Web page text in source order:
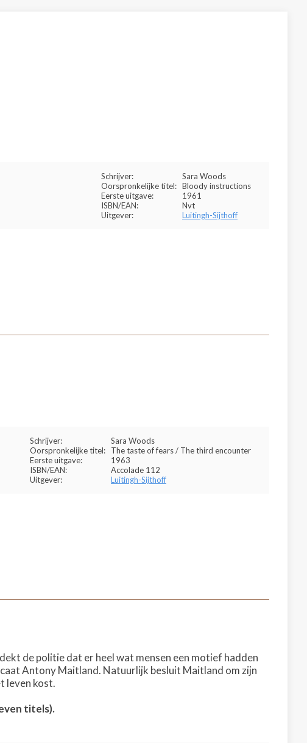
Schrijver:
Sara Woods
Oorspronkelijke titel: Bloody instructions
Eerste uitgave:
1961
ISBN/EAN:
Nvt
Uitgever:
Luitingh-Sijthoff
Schrijver:
Sara Woods
Oorspronkelijke titel:
The taste of fears / The third encounter
Eerste uitgave:
1963
ISBN/EAN:
Accolade 112
Uitgever:
Luitingh-Sijthoff
de politie dat er heel wat mensen een motief hadden
Antony Maitland. Natuurlijk besluit Maitland om zijn
leven kost.
titels).